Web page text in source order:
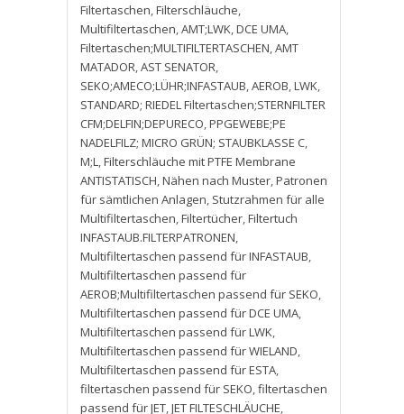
Filtertaschen,Filterschläuche,
Multifiltertaschen,AMT;LWK,DCE UMA,
Filtertaschen;MULTIFILTERTASCHEN,AMT
MATADOR,AST SENATOR,
SEKO;AMECO;LÜHR;INFASTAUB,AEROB,LWK,
STANDARD; RIEDEL Filtertaschen;STERNFILTER
CFM;DELFIN;DEPURECO,PPGEWEBE;PE
NADELFILZ; MICRO GRÜN; STAUBKLASSE C,
M;L,Filterschläuche mit PTFE Membrane
ANTISTATISCH,Nähen nach Muster,Patronen
für sämtlichen Anlagen, Stutzrahmen für alle
Multifiltertaschen,Filtertücher,Filtertuch
INFASTAUB.FILTERPATRONEN,
Multifiltertaschen passend für INFASTAUB,
Multifiltertaschen passend für
AEROB;Multifiltertaschen passend für SEKO,
Multifiltertaschen passend für DCE UMA,
Multifiltertaschen passend für LWK,
Multifiltertaschen passend für WIELAND,
Multifiltertaschen passend für ESTA,
filtertaschen passend für SEKO,filtertaschen
passend für JET,JET FILTESCHLÄUCHE,